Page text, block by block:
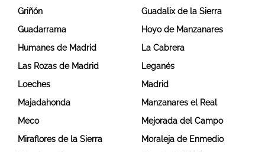
Griñón
Guadalix de la Sierra
Guadarrama
Hoyo de Manzanares
Humanes de Madrid
La Cabrera
Las Rozas de Madrid
Leganés
Loeches
Madrid
Majadahonda
Manzanares el Real
Meco
Mejorada del Campo
Miraflores de la Sierra
Moraleja de Enmedio